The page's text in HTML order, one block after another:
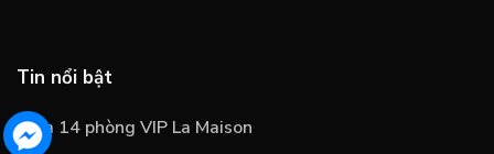
Tin nổi bật
Villa 14 phòng VIP La Maison